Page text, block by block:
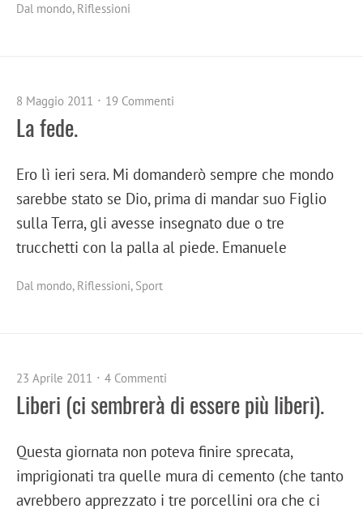
Dal mondo, Riflessioni
8 Maggio 2011 19 Commenti
La fede.
Ero lì ieri sera. Mi domanderò sempre che mondo
sarebbe stato se Dio, prima di mandar suo Figlio
sulla Terra, gli avesse insegnato due o tre
trucchetti con la palla al piede. Emanuele
Dal mondo, Riflessioni, Sport
23 Aprile 2011 4 Commenti
Liberi (ci sembrerà di essere più liberi).
Questa giornata non poteva finire sprecata,
imprigionati tra quelle mura di cemento (che tanto
avrebbero apprezzato i tre porcellini ora che ci